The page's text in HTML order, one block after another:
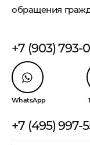
обращения
+7 (903) 793-
WhatsApp
+7 (495) 997-